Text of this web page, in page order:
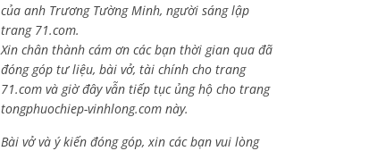
của anh Trương Tường Minh, người sáng lập
trang 71.com.
Xin chân thành cám ơn các bạn thời gian qua đã
đóng góp tư liệu, bài vở, tài chính cho trang
71.com và giờ đây vẫn tiếp tục ủng hộ cho trang
tongphuochiep-vinhlong.com này.
Bài vở và ý kiến đóng góp, xin các bạn vui lòng